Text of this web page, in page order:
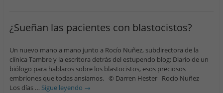
¿Sueñan las pacientes con blastocistos?
Un nuevo mano a mano junto a Rocío Nuñez, subdirectora de la
clínica Tambre y la escritora detrás del estupendo blog: Diario de un
biólogo para hablaros sobre los blastocistos, esos preciosos
embriones que todas ansiamos. © Darren Hester Rocío Nuñez
Los días … Sigue leyendo →